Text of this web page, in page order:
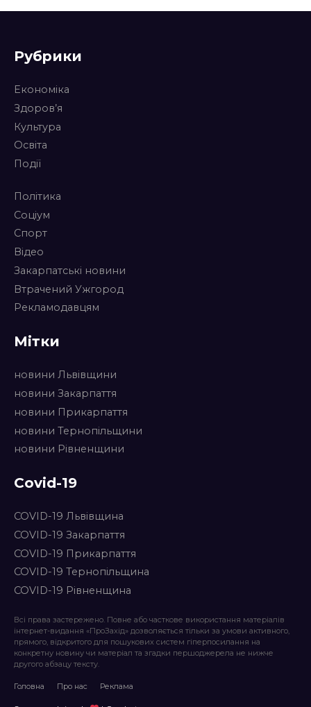
Рубрики
Економіка
Здоров’я
Культура
Освіта
Події
Політика
Соціум
Спорт
Відео
Закарпатські новини
Втрачений Ужгород
Рекламодавцям
Мітки
новини Львівщини
новини Закарпаття
новини Прикарпаття
новини Тернопільщини
новини Рівненщини
Covid-19
COVID-19 Львівщина
COVID-19 Закарпаття
COVID-19 Прикарпаття
COVID-19 Тернопільщина
COVID-19 Рівненщина
Всі права застережено. Повне або часткове використання матеріалів
інтернет-видання «ПроЗахід» дозволяється тільки за умови активного,
прямого, відкритого для пошукових систем гіперпосилання на
конкретну новину чи матеріал та згадки першоджерела не нижче
другого абзацу тексту.
Головна Про нас Реклама